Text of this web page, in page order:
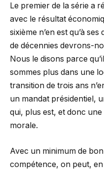
Le premier de la série a
avec le résultat
sixième n’en est qu’à
de décennies devrons-
Nous le disons parce
sommes plus dans une
transition de trois ans
un mandat présidentiel,
qui, plus est, et donc
morale.
Avec un minimum de
compétence, on peut,